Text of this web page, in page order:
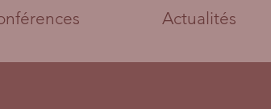
Actualités